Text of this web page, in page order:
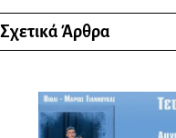
Σχετικά Άρθρα